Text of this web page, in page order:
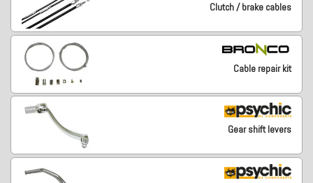
Clutch / brake cables
Cable repair kit
Gear shift levers